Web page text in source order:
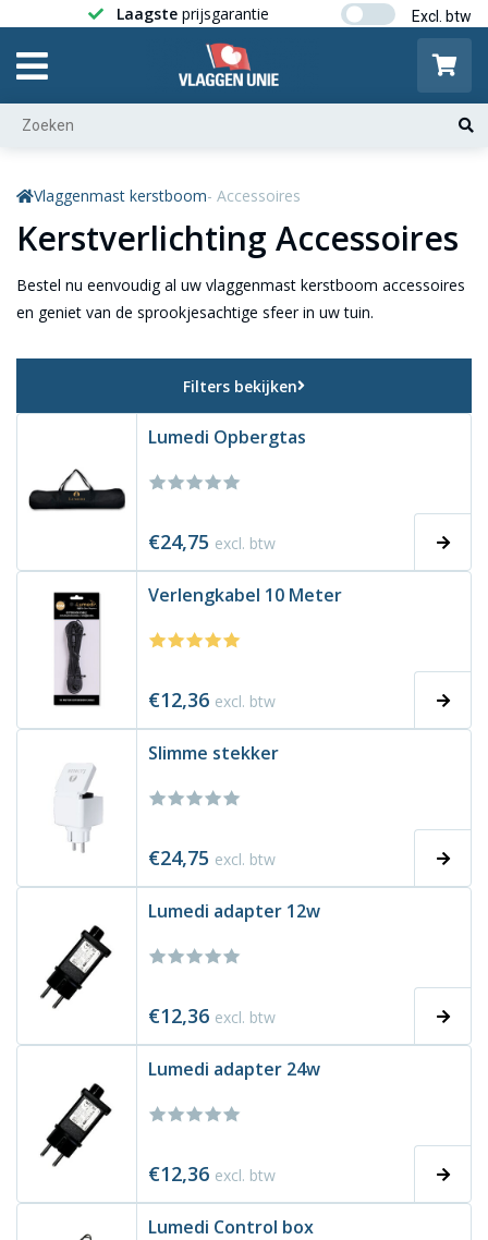
Laagste prijsgarantie Gratis
Vlaggenmast kerstboom- Accessoires
Kerstverlichting Accessoires
Bestel nu eenvoudig al uw vlaggenmast kerstboom accessoires
en geniet van de sprookjesachtige sfeer in uw tuin.
Filters bekijken
Lumedi Opbergtas
€24,75 excl. btw
Verlengkabel 10 Meter
€12,36 excl. btw
Slimme stekker
€24,75 excl. btw
Lumedi adapter 12w
€12,36 excl. btw
Lumedi adapter 24w
€12,36 excl. btw
Lumedi Control box